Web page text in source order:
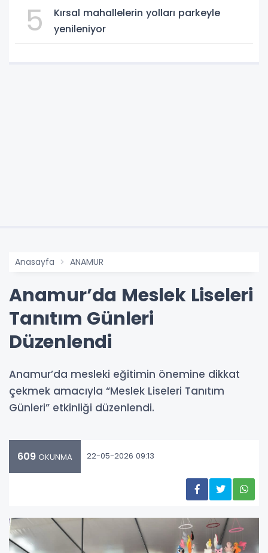
5
Kırsal mahallelerin yolları parkeyle
yenileniyor
Anasayfa ANAMUR
Anamur’da Meslek Liseleri
Tanıtım Günleri
Düzenlendi
Anamur’da mesleki eğitimin önemine dikkat
çekmek amacıyla “Meslek Liseleri Tanıtım
Günleri” etkinliği düzenlendi.
609 OKUNMA 22-05-2026 09:13